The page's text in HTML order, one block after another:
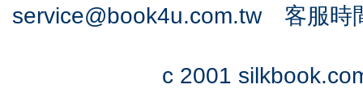
service@book4u.com.tw客服時
c 2001